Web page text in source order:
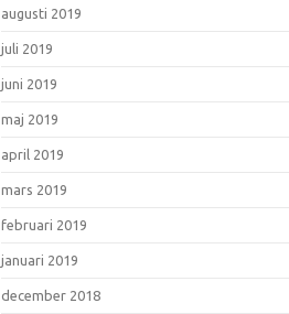
augusti 2019
juli 2019
juni 2019
maj 2019
april 2019
mars 2019
februari 2019
januari 2019
december 2018